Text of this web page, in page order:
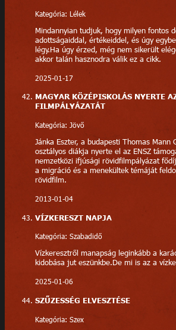
Kategória: Lélek
Mindannyian tudjuk, hogy milyen fontos
adottságaiddal, értékeiddel, és úgy
légy.Ha úgy érzed, még nem sikerült
akkor talán hasznodra válik ez a cikk.
2025-01-17
MAGYAR KÖZÉPISKOLÁS NYERTE
FILMPÁLYÁZATÁT
Kategória: Jövő
Jánka Eszter, a budapesti Thomas Mann
osztályos diákja nyerte el az ENSZ
nemzetközi ifjúsági rövidfilmpályázat
a migráció és a menekültek témáját
rövidfilm.
2013-01-04
VÍZKERESZT NAPJA
Kategória: Szabadidő
Vízkeresztről manapság leginkább a
kidobása jut eszünkbe.De mi is az a
2025-01-06
SZŰZESSÉG ELVESZTÉSE
Kategória: Szex